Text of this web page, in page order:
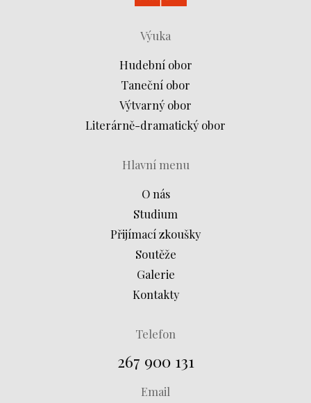
Výuka
Hudební obor
Taneční obor
Výtvarný obor
Literárně-dramatický obor
Hlavní menu
O nás
Studium
Přijímací zkoušky
Soutěže
Galerie
Kontakty
Telefon
267 900 131
Email